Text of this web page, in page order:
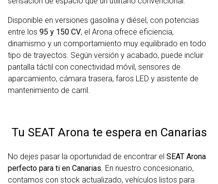
Disponible en versiones gasolina y diésel, con potencias
entre los 95 y 150 CV, el Arona ofrece eficiencia,
dinamismo y un comportamiento muy equilibrado en todo
tipo de trayectos. Según versión y acabado, puede incluir
pantalla táctil con conectividad móvil, sensores de
aparcamiento, cámara trasera, faros LED y asistente de
mantenimiento de carril.
Tu SEAT Arona te espera en Canarias
No dejes pasar la oportunidad de encontrar el SEAT Arona
perfecto para ti en Canarias . En nuestro concesionario,
contamos con stock actualizado, vehículos listos para